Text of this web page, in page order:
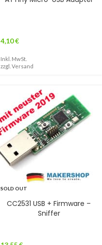
4,10€
Inkl. MwSt.
zzgl. Versand
SOLD OUT
CC2531 USB + Firmware –
Sniffer